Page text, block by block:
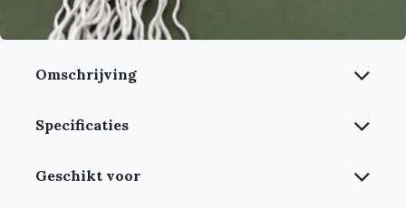
Omschrijving
Specificaties
Geschikt voor